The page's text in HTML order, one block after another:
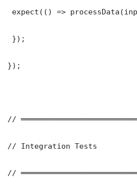
expect(() =>
});
});
//
// Integration Tests
//